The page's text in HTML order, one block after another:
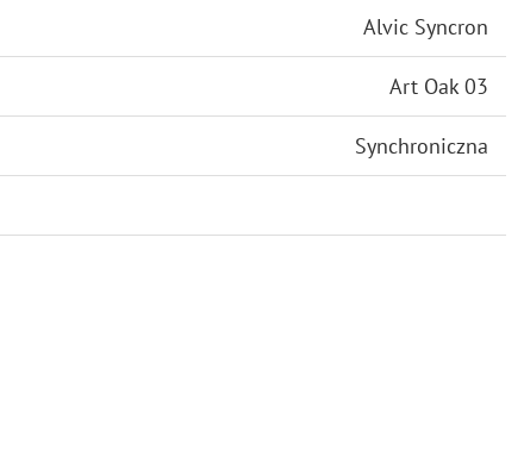
Alvic Syncron
Art Oak 03
Synchroniczna